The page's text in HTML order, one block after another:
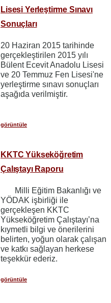
Lisesi Yerleştirme Sınavı
Sonuçları
20 Haziran 2015 tarihinde
gerçekleştirilen 2015 yılı
Bülent Ecevit Anadolu Lisesi
ve 20 Temmuz Fen Lisesi'ne
yerleştirme sınavı sonuçları
aşağıda verilmiştir.
görüntüle
KKTC Yükseköğretim
Çalıştayı Raporu
Milli Eğitim Bakanlığı ve
YÖDAK işbirliği ile
gerçekleşen KKTC
Yükseköğretim Çalıştayı’na
kıymetli bilgi ve önerilerini
belirten, yoğun olarak çalışan
ve katkı sağlayan herkese
teşekkür ederiz.
görüntüle